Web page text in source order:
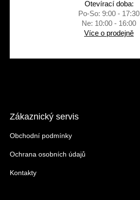
Otevírací doba:
Po-So: 9:00 - 17:30
Ne: 10:00 - 16:00
Více o prodejně
Zákaznický servis
Obchodní podmínky
Ochrana osobních údajů
Kontakty